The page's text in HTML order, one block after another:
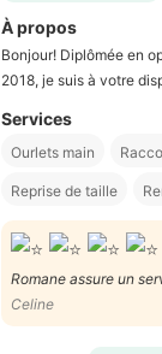
À propos
Bonjour! Diplômée en
2018, je suis à votre
Services
Ourlets main
Reprise de taille
Romane assure un
c'est une personne
Celine